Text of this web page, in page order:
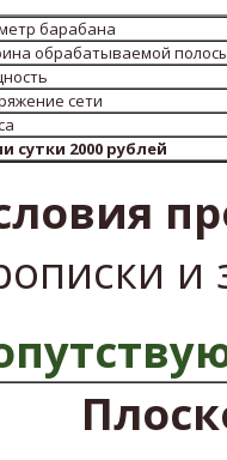
барабана
обрабатываемой
сети
сутки 2000 рублей
и